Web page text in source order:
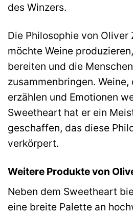
des Winzers.
Die Philosophie von Oliver
möchte Weine
bereiten und die Menschen
zusammenbringen.
erzählen und Emotionen
Sweetheart hat er ein
geschaffen, das diese
verkörpert.
Weitere Produkte von
Neben dem Sweetheart
eine breite Palette an